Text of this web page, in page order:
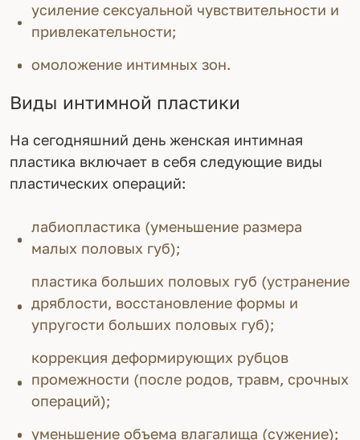
усиление сексуальной чувствительности и
привлекательности;
омоложение интимных зон.
Виды интимной пластики
На сегодняшний день женская интимная
пластика включает в себя следующие виды
пластических операций:
лабиопластика (уменьшение размера
малых половых губ);
пластика больших половых губ (устранение
дряблости, восстановление формы и
упругости больших половых губ);
коррекция деформирующих рубцов
промежности (после родов, травм, срочных
операций);
уменьшение объема влагалища (сужение);